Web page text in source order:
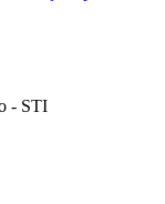
- STI